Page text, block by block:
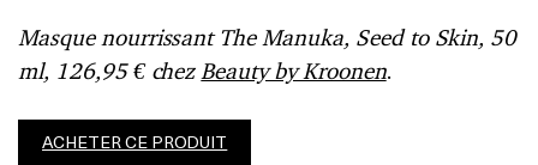
Masque nourrissant The Manuka, Seed to Skin, 50
ml, 126,95 € chez Beauty by Kroonen.
ACHETER CE PRODUIT